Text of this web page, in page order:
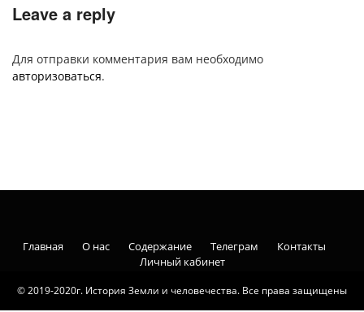
Leave a reply
Для отправки комментария вам необходимо
авторизоваться.
© 2019-2020г. История Земли и человечества. Все права защищены
Главная О нас Содержание Телеграм
Контакты
Личный кабинет